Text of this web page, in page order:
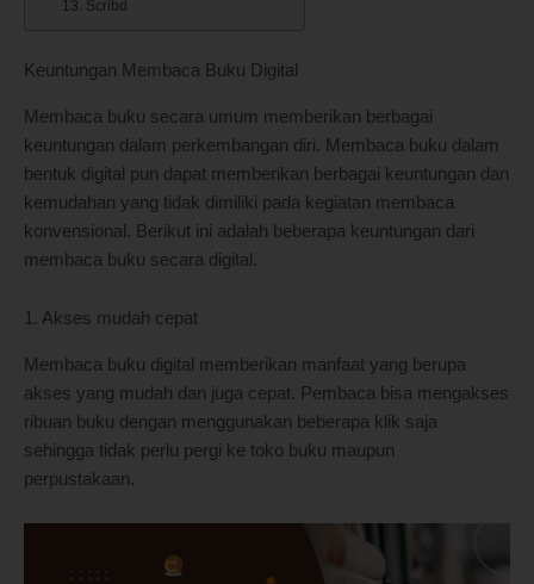
13. Scribd
Keuntungan Membaca Buku Digital
Membaca buku secara umum memberikan berbagai
keuntungan dalam perkembangan diri. Membaca buku dalam
bentuk digital pun dapat memberikan berbagai keuntungan dan
kemudahan yang tidak dimiliki pada kegiatan membaca
konvensional. Berikut ini adalah beberapa keuntungan dari
membaca buku secara digital.
1. Akses mudah cepat
Membaca buku digital memberikan manfaat yang berupa
akses yang mudah dan juga cepat. Pembaca bisa mengakses
ribuan buku dengan menggunakan beberapa klik saja
sehingga tidak perlu pergi ke toko buku maupun
perpustakaan.